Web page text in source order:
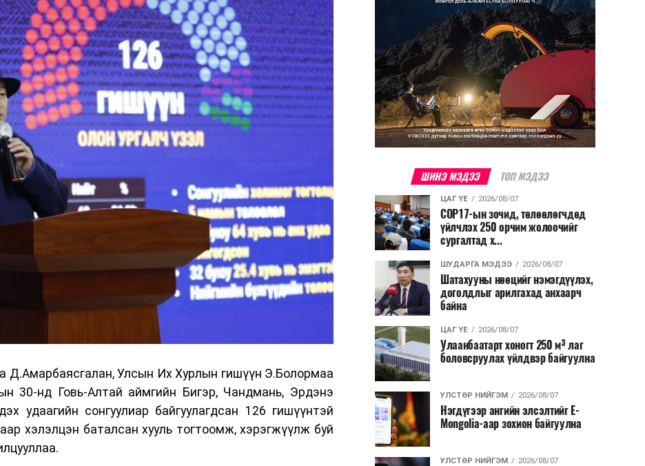
Д.Амарбаясгалан, Улсын Их Хурлын гишүүн Э.Болормаа
30-нд Говь-Алтай аймгийн Бигэр, Чандмань, Эрдэнэ
удаагийн сонгуулиар байгуулагдсан 126 гишүүнтэй
хэлэлцэн баталсан хууль тогтоомж, хэрэгжүүлж буй
ШИНЭ МЭДЭЭ ТОП МЭДЭЭ
ЦАГ ҮЕ 2026/08/07
COP17-ын зочид, төлөөлөгчдөд
үйлчлэх 250 орчим жолоочийг
сургалтад х...
ШУДАРГА МЭДЭЭ 2026/08/07
Шатахууны нөөцийг нэмэгдүүлэх,
доголдлыг арилгахад анхаарч
байна
ЦАГ ҮЕ 2026/08/07
Улаанбаатарт хоногт 250 м³ лаг
боловсруулах үйлдвэр байгуулна
УЛСТӨР НИЙГЭМ 2026/08/07
Нэгдүгээр ангийн элсэлтийг E-
Mongolia-аар зохион байгуулна
УЛСТӨР НИЙГЭМ 2026/08/07